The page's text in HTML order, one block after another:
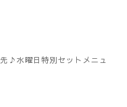
♪水曜日特別セットメニュ